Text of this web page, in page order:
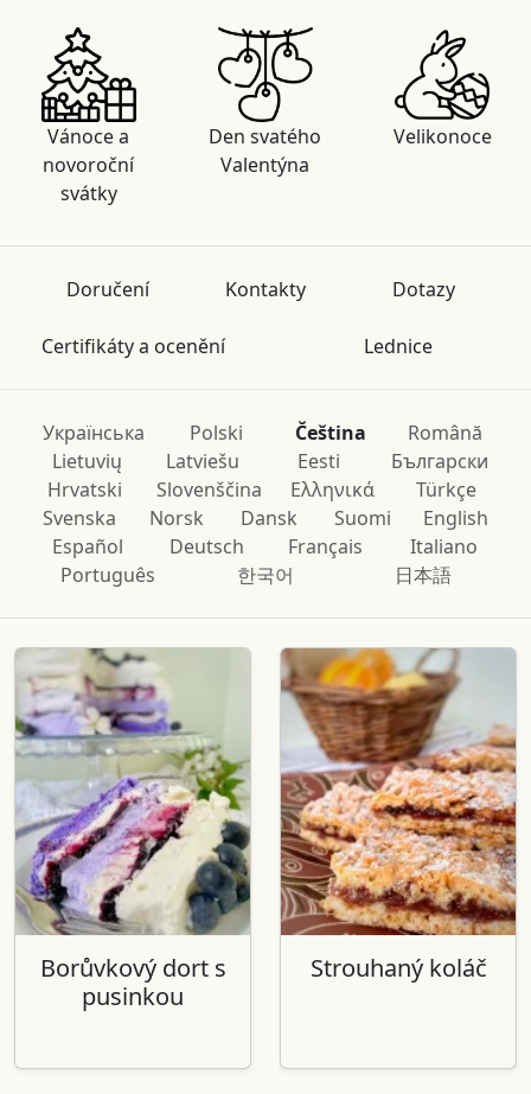
Vánoce a
novoroční
svátky
Den svatého
Valentýna
Velikonoce
Doručení Kontakty Dotazy
Certifikáty a ocenění Lednice
Українська Polski Čeština
Română
Lietuvių
Latviešu Eesti
Български
Hrvatski
Slovenščina Ελληνικά
Türkçe
Svenska
Norsk Dansk Suomi
English
Español
Deutsch Français
Italiano
Português
한국어 日本語
Borůvkový dort s
pusinkou
Strouhaný koláč